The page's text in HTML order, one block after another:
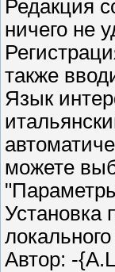
Редакция
ничего не
также
Язык
можете
Установка
Автор: -